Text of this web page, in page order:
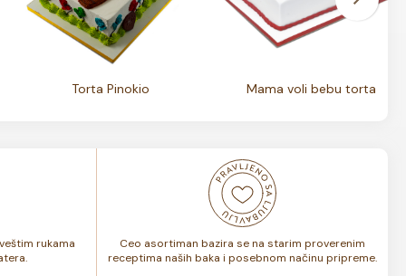
Torta Pinokio Mama voli bebu torta
rukama
Ceo asortiman bazira se na starim proverenim
receptima naših baka i posebnom načinu pripreme.